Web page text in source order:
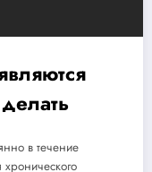
в течение